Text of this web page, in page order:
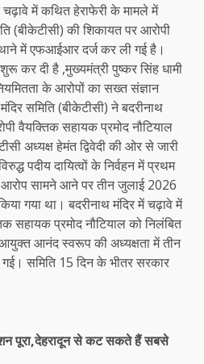
में कथित हेराफेरी के मामले में
(बीकेटीसी) की शिकायत पर आरोपी
में एफआईआर दर्ज कर ली गई है।
कर दी है ,मुख्यमंत्री पुष्कर सिंह धामी
के आरोपों का सख्त संज्ञान
समिति (बीकेटीसी) ने बदरीनाथ
वैयक्तिक सहायक प्रमोद नौटियाल
अध्यक्ष हेमंत द्विवेदी की ओर से जारी
पदीय दायित्वों के निर्वहन में प्रथम
सामने आने पर तीन जुलाई 2026
गया था। बदरीनाथ मंदिर में चढ़ावे में
सहायक प्रमोद नौटियाल को निलंबित
आनंद स्वरूप की अध्यक्षता में तीन
समिति 15 दिन के भीतर सरकार
पूरा,देहरादून से कट सकते हैं सबसे